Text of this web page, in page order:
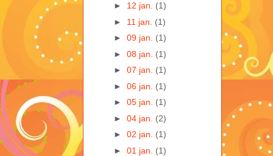
► 12 jan. (1)
► 11 jan. (1)
► 09 jan. (1)
► 08 jan. (1)
► 07 jan. (1)
► 06 jan. (1)
► 05 jan. (1)
► 04 jan. (2)
► 02 jan. (1)
► 01 jan. (1)